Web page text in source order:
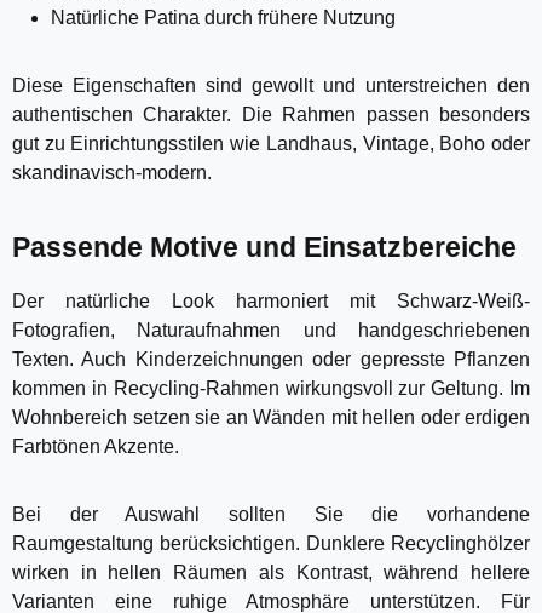
Natürliche Patina durch frühere Nutzung
Diese Eigenschaften sind gewollt und unterstreichen den
authentischen Charakter. Die Rahmen passen besonders
gut zu Einrichtungsstilen wie Landhaus, Vintage, Boho oder
skandinavisch-modern.
Passende Motive und Einsatzbereiche
Der natürliche Look harmoniert mit Schwarz-Weiß-
Fotografien, Naturaufnahmen und handgeschriebenen
Texten. Auch Kinderzeichnungen oder gepresste Pflanzen
kommen in Recycling-Rahmen wirkungsvoll zur Geltung. Im
Wohnbereich setzen sie an Wänden mit hellen oder erdigen
Farbtönen Akzente.
Bei der Auswahl sollten Sie die vorhandene
Raumgestaltung berücksichtigen. Dunklere Recyclinghölzer
wirken in hellen Räumen als Kontrast, während hellere
Varianten eine ruhige Atmosphäre unterstützen. Für